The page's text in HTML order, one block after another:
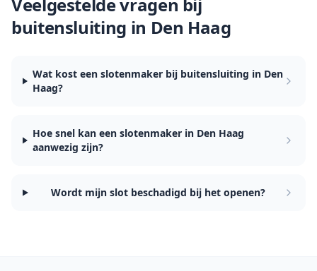
buitensluiting in Den Haag
Wat kost een slotenmaker bij buitensluiting in Den
Haag?
Hoe snel kan een slotenmaker in Den Haag
aanwezig zijn?
Wordt mijn slot beschadigd bij het openen?